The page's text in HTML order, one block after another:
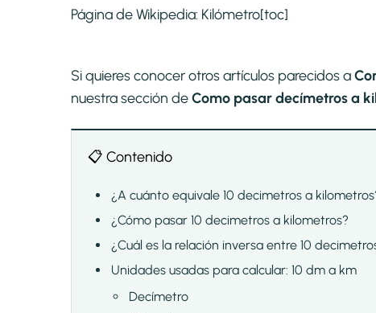
Página de Wikipedia: Kilómetro[toc]
Si quieres conocer otros artículos parecidos a
nuestra sección deComo pasar decímetros a
📋 Contenido
¿A cuánto equivale 10 decimetros a
¿Cómo pasar 10 decimetros a kilometros?
¿Cuál es la relación inversa entre 10
Unidades usadas para calcular: 10 dm a km
Decímetro